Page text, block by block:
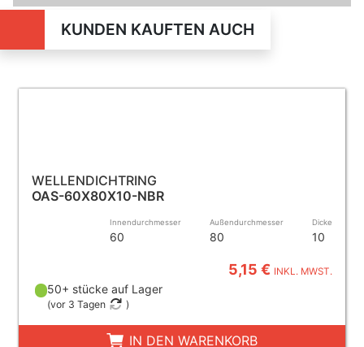
KUNDEN KAUFTEN AUCH
WELLENDICHTRING
OAS-60X80X10-NBR
Innendurchmesser
60
Außendurchmesser
80
Dicke
10
5,15 € INKL. MWST.
50+ stücke auf Lager
(vor 3 Tagen )
IN DEN WARENKORB